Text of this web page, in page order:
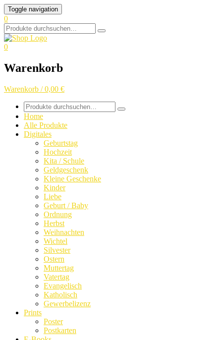
Skip
to
content
Toggle navigation
0
Search
for:
0
Warenkorb
Warenkorb / 0,00 €
Search
for:
Home
Alle Produkte
Digitales
Geburtstag
Hochzeit
Kita / Schule
Geldgeschenk
Kleine Geschenke
Kinder
Liebe
Geburt / Baby
Ordnung
Herbst
Weihnachten
Wichtel
Silvester
Ostern
Muttertag
Vatertag
Evangelisch
Katholisch
Gewerbelizenz
Prints
Poster
Postkarten